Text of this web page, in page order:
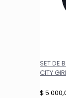
SET DE
CITY
$